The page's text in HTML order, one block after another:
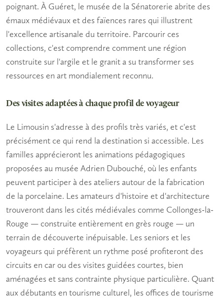
poignant. À Guéret, le musée de la Sénatorerie abrite des
émaux médiévaux et des faïences rares qui illustrent
l'excellence artisanale du territoire. Parcourir ces
collections, c'est comprendre comment une région
construite sur l'argile et le granit a su transformer ses
ressources en art mondialement reconnu.
Des visites adaptées à chaque profil de voyageur
Le Limousin s'adresse à des profils très variés, et c'est
précisément ce qui rend la destination si accessible. Les
familles apprécieront les animations pédagogiques
proposées au musée Adrien Dubouché, où les enfants
peuvent participer à des ateliers autour de la fabrication
de la porcelaine. Les amateurs d'histoire et d'architecture
trouveront dans les cités médiévales comme Collonges-la-
Rouge — construite entièrement en grès rouge — un
terrain de découverte inépuisable. Les seniors et les
voyageurs qui préfèrent un rythme posé profiteront des
circuits en car ou des visites guidées courtes, bien
aménagées et sans contrainte physique particulière. Quant
aux débutants en tourisme culturel, les offices de tourisme